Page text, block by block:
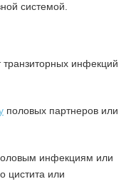
системой.
инфекций
половых партнеров или
инфекциям или
цистита или